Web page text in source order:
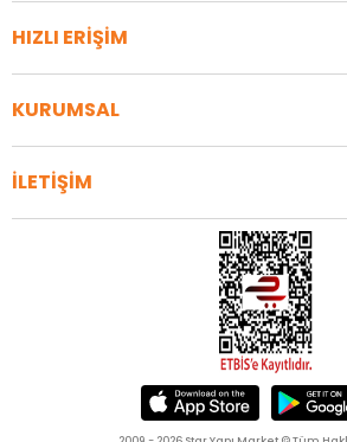
HIZLI ERİŞİM
KURUMSAL
İLETİŞİM